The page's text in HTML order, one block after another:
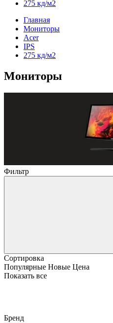
275 кд/м2
Главная
Мониторы
Acer
IPS
275 кд/м2
Мониторы
Фильтр
Сортировка
Популярные Новые Цена
Показать все
Бренд